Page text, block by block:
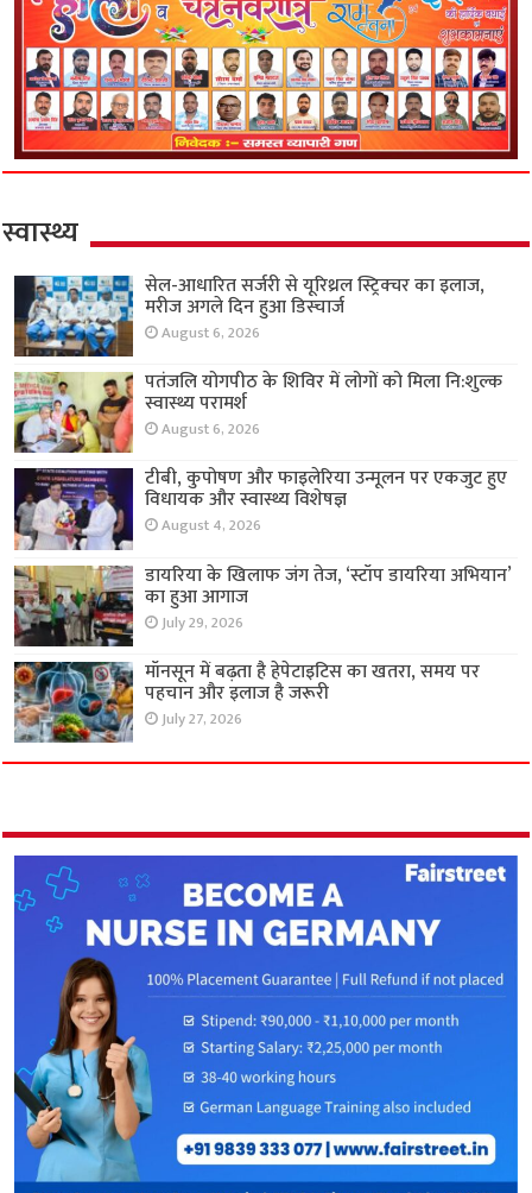
स्वास्थ्य
सेल-आधारित सर्जरी से यूरिथ्रल स्ट्रिक्चर का इलाज,
मरीज अगले दिन हुआ डिस्चार्ज
August 6, 2026
पतंजलि योगपीठ के शिविर में लोगों को मिला नि:शुल्क
स्वास्थ्य परामर्श
August 6, 2026
टीबी, कुपोषण और फाइलेरिया उन्मूलन पर एकजुट हुए
विधायक और स्वास्थ्य विशेषज्ञ
August 4, 2026
डायरिया के खिलाफ जंग तेज, ‘स्टॉप डायरिया अभियान’
का हुआ आगाज
July 29, 2026
मॉनसून में बढ़ता है हेपेटाइटिस का खतरा, समय पर
पहचान और इलाज है जरूरी
July 27, 2026